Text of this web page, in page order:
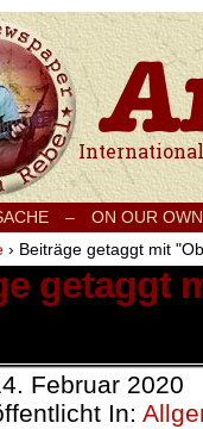
Internationale
– ON OUR
› Beiträge getaggt mit
getaggt
Februar 2020
In: